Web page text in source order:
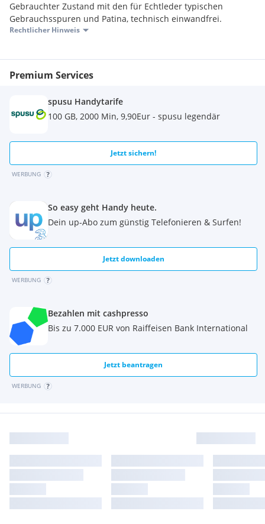
Gebrauchter Zustand mit den für Echtleder typischen
Gebrauchsspuren und Patina, technisch einwandfrei.
Rechtlicher Hinweis
Premium Services
spusu Handytarife
100 GB, 2000 Min, 9,90Eur - spusu legendär
Jetzt sichern!
WERBUNG
So easy geht Handy heute.
Dein up-Abo zum günstig Telefonieren & Surfen!
Jetzt downloaden
WERBUNG
Bezahlen mit cashpresso
Bis zu 7.000 EUR von Raiffeisen Bank International
Jetzt beantragen
WERBUNG